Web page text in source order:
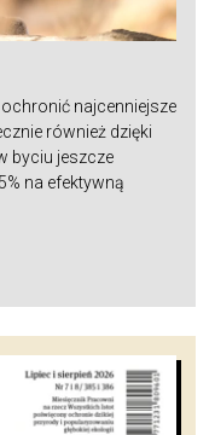
najcenniejsze
również dzięki
byciu jeszcze
na efektywną